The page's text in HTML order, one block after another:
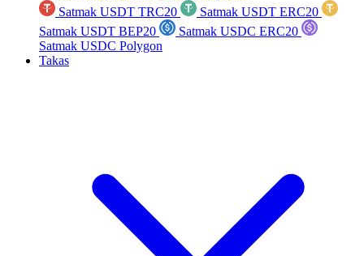
Satmak USDT TRC20
Satmak USDT ERC20
Satmak USDT BEP20
Satmak USDC ERC20
Satmak USDC Polygon
Takas